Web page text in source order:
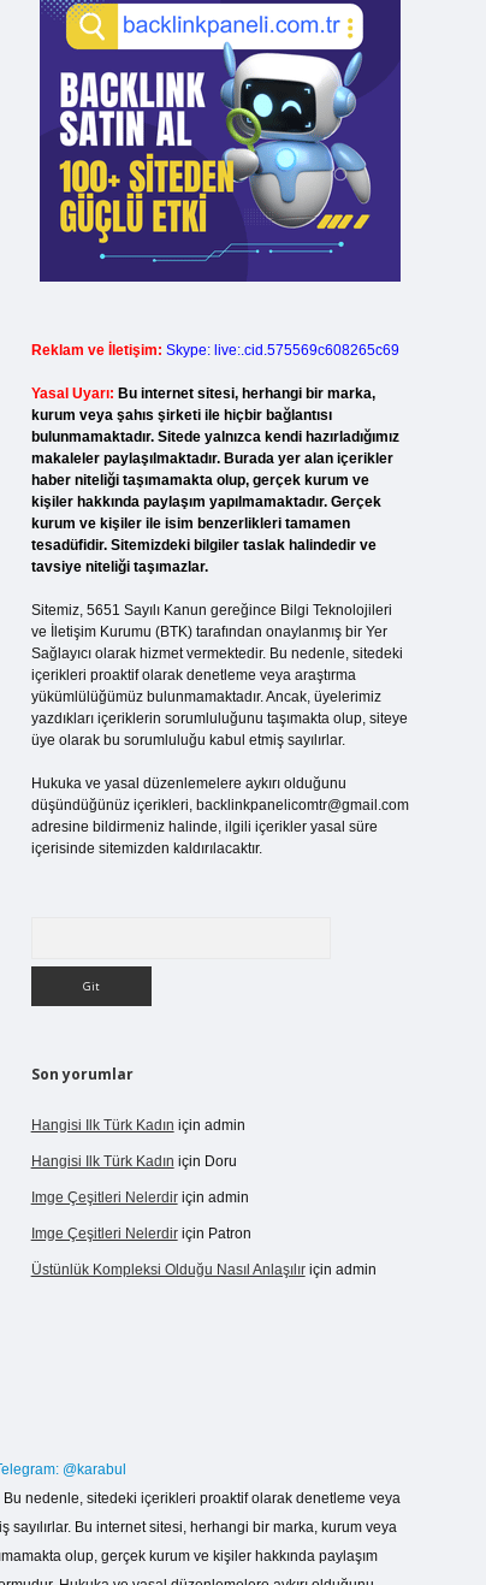
Reklam ve İletişim: Skype: live:.cid.575569c608265c69
Yasal Uyarı: Bu internet sitesi, herhangi bir marka,
kurum veya şahıs şirketi ile hiçbir bağlantısı
bulunmamaktadır. Sitede yalnızca kendi hazırladığımız
makaleler paylaşılmaktadır. Burada yer alan içerikler
haber niteliği taşımamakta olup, gerçek kurum ve
kişiler hakkında paylaşım yapılmamaktadır. Gerçek
kurum ve kişiler ile isim benzerlikleri tamamen
tesadüfidir. Sitemizdeki bilgiler taslak halindedir ve
tavsiye niteliği taşımazlar.
Sitemiz, 5651 Sayılı Kanun gereğince Bilgi Teknolojileri
ve İletişim Kurumu (BTK) tarafından onaylanmış bir Yer
Sağlayıcı olarak hizmet vermektedir. Bu nedenle, sitedeki
içerikleri proaktif olarak denetleme veya araştırma
yükümlülüğümüz bulunmamaktadır. Ancak, üyelerimiz
yazdıkları içeriklerin sorumluluğunu taşımakta olup, siteye
üye olarak bu sorumluluğu kabul etmiş sayılırlar.
Hukuka ve yasal düzenlemelere aykırı olduğunu
düşündüğünüz içerikleri, backlinkpanelicomtr@gmail.com
adresine bildirmeniz halinde, ilgili içerikler yasal süre
içerisinde sitemizden kaldırılacaktır.
Son yorumlar
Hangisi Ilk Türk Kadın için admin
Hangisi Ilk Türk Kadın için Doru
Imge Çeşitleri Nelerdiriçin admin
Imge Çeşitleri Nelerdiriçin Patron
Üstünlük Kompleksi Olduğu Nasıl Anlaşılıriçin admin
@karabul
Bu nedenle, sitedeki içerikleri proaktif olarak denetleme veya
Bu internet sitesi, herhangi bir marka, kurum veya
olup, gerçek kurum ve kişiler hakkında paylaşım